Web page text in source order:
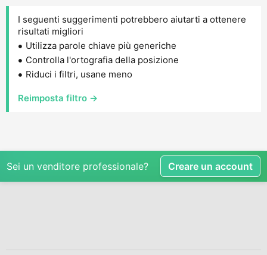
I seguenti suggerimenti potrebbero aiutarti a ottenere
risultati migliori
Utilizza parole chiave più generiche
Controlla l'ortografia della posizione
Riduci i filtri, usane meno
Reimposta filtro →
Sei un venditore professionale? Creare un account